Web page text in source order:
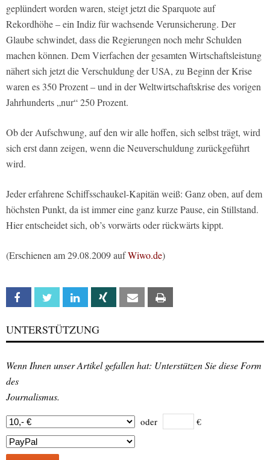
geplündert worden waren, steigt jetzt die Sparquote auf
Rekordhöhe – ein Indiz für wachsende Verunsicherung. Der
Glaube schwindet, dass die Regierungen noch mehr Schulden
machen können. Dem Vierfachen der gesamten Wirtschaftsleistung
nähert sich jetzt die Verschuldung der USA, zu Beginn der Krise
waren es 350 Prozent – und in der Weltwirtschaftskrise des vorigen
Jahrhunderts „nur“ 250 Prozent.
Ob der Aufschwung, auf den wir alle hoffen, sich selbst trägt, wird
sich erst dann zeigen, wenn die Neuverschuldung zurückgeführt
wird.
Jeder erfahrene Schiffsschaukel-Kapitän weiß: Ganz oben, auf dem
höchsten Punkt, da ist immer eine ganz kurze Pause, ein Stillstand.
Hier entscheidet sich, ob’s vorwärts oder rückwärts kippt.
(Erschienen am 29.08.2009 aufWiwo.de)
Facebook Twitter Linkedin Xing Email
UNTERSTÜTZUNG
Wenn Ihnen unser Artikel gefallen hat: Unterstützen Sie diese Form
des
Journalismus.
oder €